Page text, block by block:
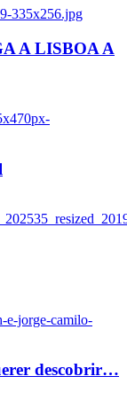
335x256.jpg
A LISBOA A
e-jorge-camilo-
descobrir…